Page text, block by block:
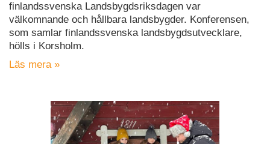
finlandssvenska Landsbygdsriksdagen var
välkomnande och hållbara landsbygder. Konferensen,
som samlar finlandssvenska landsbygdsutvecklare,
hölls i Korsholm.
Läs mera »